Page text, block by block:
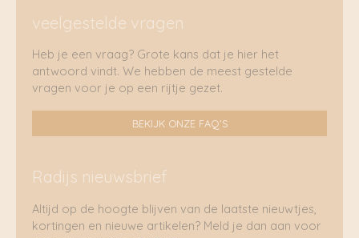
veelgestelde vragen
Heb je een vraag? Grote kans dat je hier het
antwoord vindt. We hebben de meest gestelde
vragen voor je op een rijtje gezet.
BEKIJK ONZE FAQ'S
Radijs nieuwsbrief
Altijd op de hoogte blijven van de laatste nieuwtjes,
kortingen en nieuwe artikelen? Meld je dan aan voor